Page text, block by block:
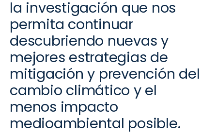
la investigación que nos
permita continuar
descubriendo nuevas y
mejores estrategias de
mitigación y prevención del
cambio climático y el
menos impacto
medioambiental posible.